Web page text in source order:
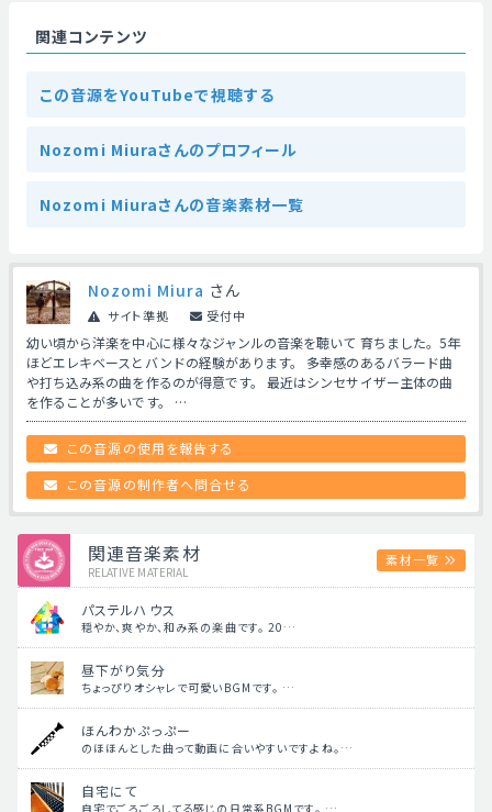
関連コンテンツ
この音源をYouTubeで視聴する
Nozomi Miuraさんのプロフィール
Nozomi Miuraさんの音楽素材一覧
Nozomi Miura さん
サイト準拠 受付中
幼い頃から洋楽を中心に様々なジャンルの音楽を聴いて 育ちました。5年
ほどエレキベースとバンドの経験があります。 多幸感のあるバラード曲
や打ち込み系の曲を作るのが得意です。 最近はシンセサイザー主体の曲
を作ることが多いです。 …
この音源の使用を報告する
この音源の制作者へ問合せる
関連音楽素材
RELATIVE MATERIAL
素材一覧
パステルハウス
穏やか、爽やか、和み系の楽曲です。 20…
昼下がり気分
ちょっぴりオシャレで可愛いBGMです。 …
ほんわかぷっぷー
のほほんとした曲って動画に合いやすいですよね。…
自宅にて
自宅でごろごろしてる感じの日常系BGMです。 …